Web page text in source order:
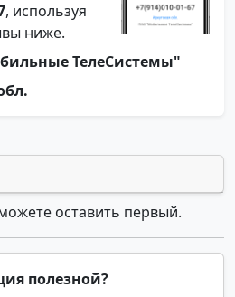
, используя
ниже.
ТелеСистемы"
оставить первый.
полезной?